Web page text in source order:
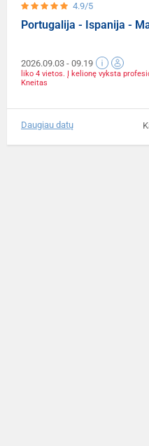
4.9/5
Portugalija - Ispanija -
2026.09.03 - 09.19
liko 4 vietos. Į kelionę vyksta
Kneitas
Daugiau datų